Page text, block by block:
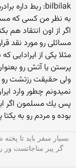
bilbilak: ربط داره برادرم از اول بخون متوجه میشی
به نظر من كسی كه
اگر از اون انتقاد هم
مسائلی رو مورد نقد
مثلا یكی از ایرادایی
پرستن یا آتش رو
ولی حقیقت رزتشت رو
نمیدونم چطور وارد
پس یك مسلمون اگر
بوده و مردم رو به
بسیار سفر باید تا
گر پیر مناجاتست